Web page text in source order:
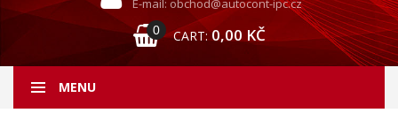
E-mail: obchod@autocont-ipc.cz
0 CART: 0,00 KČ
MENU